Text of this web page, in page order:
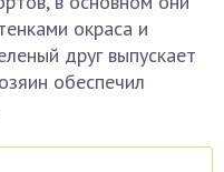
окраса и
друг выпускает
обеспечил